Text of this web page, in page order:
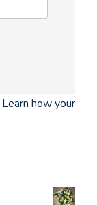
Learn how your